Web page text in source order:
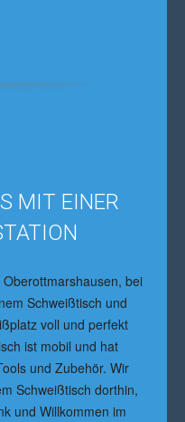
MIT EINER
Oberottmarshausen, bei
Schweißtisch und
voll und perfekt
ist mobil und hat
und Zubehör. Wir
Schweißtisch dorthin,
und Willkommen im